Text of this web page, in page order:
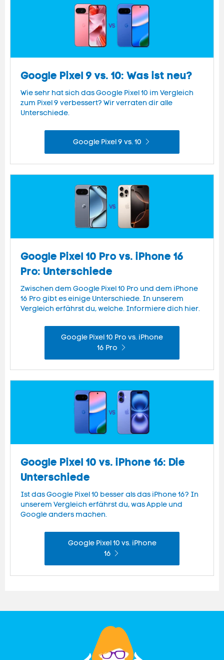
Google Pixel 9 vs. 10: Was ist neu?
Wie sehr hat sich das Google Pixel 10 im Vergleich
zum Pixel 9 verbessert? Wir verraten dir alle
Unterschiede.
Google Pixel 9 vs. 10
Google Pixel 10 Pro vs. iPhone 16
Pro: Unterschiede
Zwischen dem Google Pixel 10 Pro und dem iPhone
16 Pro gibt es einige Unterschiede. In unserem
Vergleich erfährst du, welche. Informiere dich hier.
Google Pixel 10 Pro vs. iPhone
16 Pro
Google Pixel 10 vs. iPhone 16: Die
Unterschiede
Ist das Google Pixel 10 besser als das iPhone 16? In
unserem Vergleich erfährst du, was Apple und
Google anders machen.
Google Pixel 10 vs. iPhone
16